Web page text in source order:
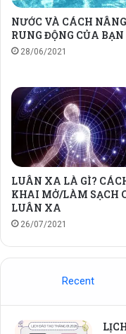
NƯỚC VÀ CÁCH
RUNG ĐỘNG CỦA BẠN
28/06/2021
LUÂN XA LÀ GÌ?
KHAI MỞ/LÀM SẠCH
LUÂN XA
26/07/2021
Recent